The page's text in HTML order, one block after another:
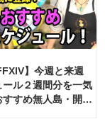
】今週と来週
ール２週間分を一気
すすめ無人島・開拓